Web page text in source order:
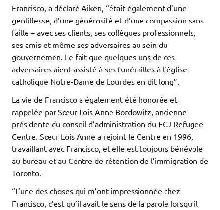
Francisco, a déclaré Aiken, “était également d’une
gentillesse, d’une générosité et d’une compassion sans
faille – avec ses clients, ses collègues professionnels,
ses amis et même ses adversaires au sein du
gouvernemen. Le fait que quelques-uns de ces
adversaires aient assisté à ses funérailles à l’église
catholique Notre-Dame de Lourdes en dit long”.
La vie de Francisco a également été honorée et
rappelée par Sœur Lois Anne Bordowitz, ancienne
présidente du conseil d’administration du FCJ Refugee
Centre. Sœur Lois Anne a rejoint le Centre en 1996,
travaillant avec Francisco, et elle est toujours bénévole
au bureau et au Centre de rétention de l’immigration de
Toronto.
“L’une des choses qui m’ont impressionnée chez
Francisco, c’est qu’il avait le sens de la parole lorsqu’il